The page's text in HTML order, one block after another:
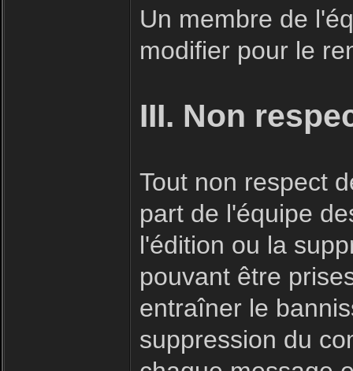
Un membre de
modifier pour le
III. Non
Tout non respect
part de l'équipe
l'édition ou la
pouvant être
entraîner le
suppression du